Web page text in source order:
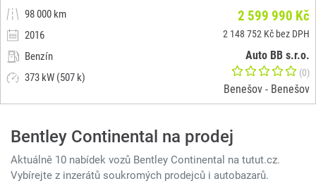
98 000 km
2016
Benzín
373 kW (507 k)
2 599 990 Kč
2 148 752 Kč bez DPH
Auto BB s.r.o.
(0)
Benešov - Benešov
Bentley Continental na prodej
Aktuálně 10 nabídek vozů Bentley Continental na tutut.cz.
Vybírejte z inzerátů soukromých prodejců i autobazarů.